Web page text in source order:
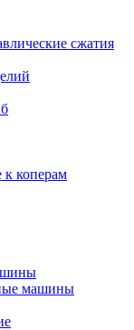
сжатия
к коперам
машины